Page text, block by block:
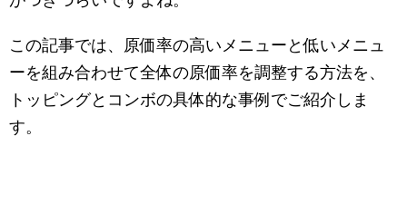
この記事では、原価率の高いメニューと低いメニュ
ーを組み合わせて全体の原価率を調整する方法を、
トッピングとコンボの具体的な事例でご紹介しま
す。